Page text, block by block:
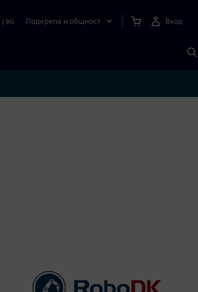
| BG Подкрепа и общност Вход
с